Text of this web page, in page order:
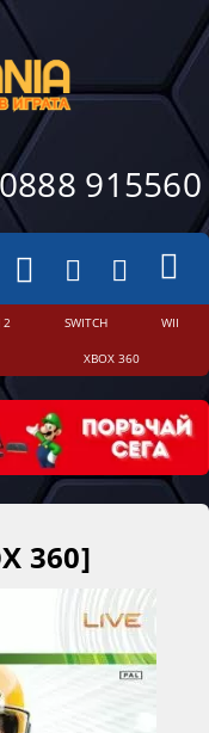
915560
2 SWITCH WII
XBOX 360
360]